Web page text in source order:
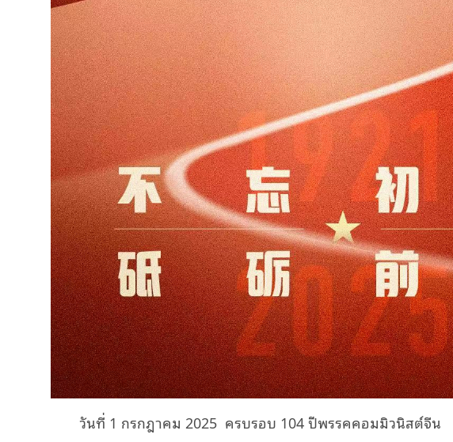
วันที่ 1 กรกฎาคม 2025 ครบรอบ 104 ปีพรรคคอมมิวนิสต์จีน